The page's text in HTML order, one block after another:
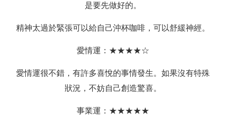
是要先做好的。
精神太過於緊張可以給自己沖杯咖啡，可以舒緩神經。
愛情運：★★★★☆
愛情運很不錯，有許多喜悅的事情發生。如果沒有特殊
狀況，不妨自己創造驚喜。
事業運：★★★★★